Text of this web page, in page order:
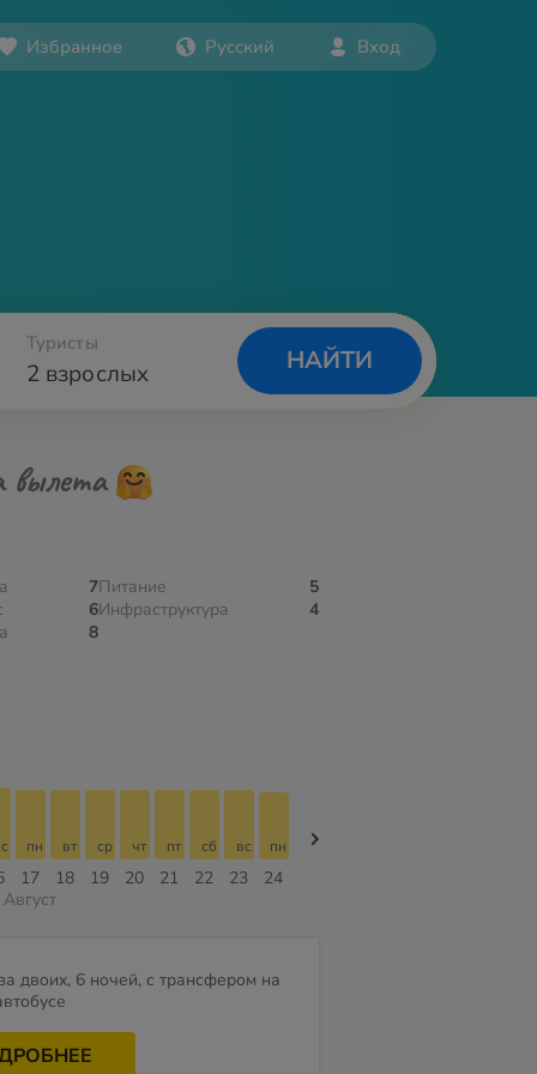
Избранное Русский Вход
2 взрослых
Туристы
НАЙТИ
вылета
7
6
8
Питание
5
Инфраструктура
4
17
пн
18
вт
19
ср
20
чт
21
пт
22
сб
23
вс
24
пн
Август
за двоих, 6 ночей, с трансфером на